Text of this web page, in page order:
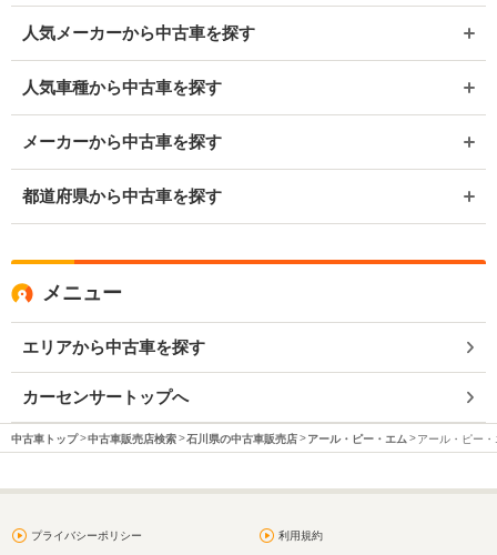
人気メーカーから中古車を探す
人気車種から中古車を探す
メーカーから中古車を探す
都道府県から中古車を探す
メニュー
エリアから中古車を探す
カーセンサートップへ
中古車トップ 中古車販売店検索 石川県の中古車販売店 アール・ピー・エム アール・ピー
プライバシーポリシー 利用規約